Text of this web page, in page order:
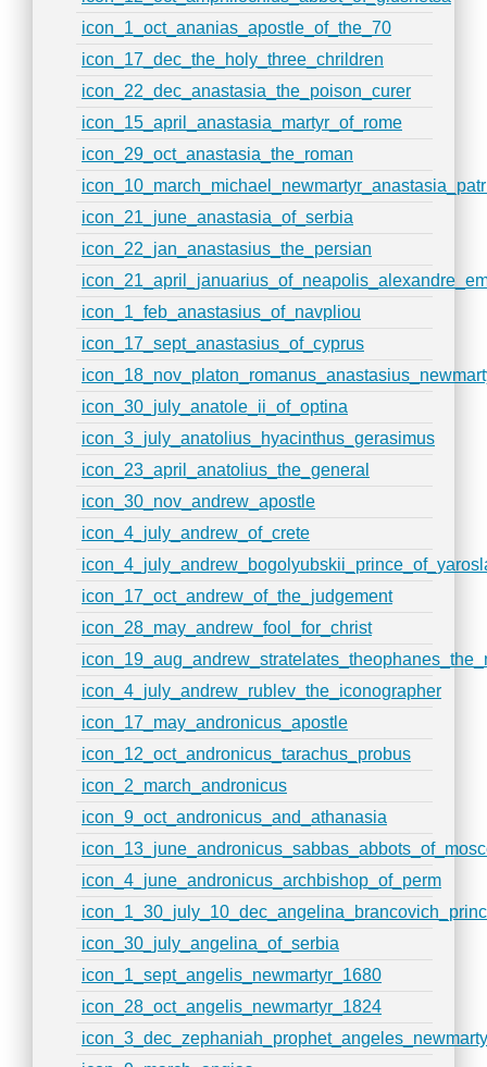
icon_1_oct_ananias_apostle_of_the_70
icon_17_dec_the_holy_three_chrildren
icon_22_dec_anastasia_the_poison_curer
icon_15_april_anastasia_martyr_of_rome
icon_29_oct_anastasia_the_roman
icon_21_june_anastasia_of_serbia
icon_22_jan_anastasius_the_persian
icon_1_feb_anastasius_of_navpliou
icon_17_sept_anastasius_of_cyprus
icon_30_july_anatole_ii_of_optina
icon_3_july_anatolius_hyacinthus_gerasimus
icon_23_april_anatolius_the_general
icon_30_nov_andrew_apostle
icon_4_july_andrew_of_crete
icon_17_oct_andrew_of_the_judgement
icon_28_may_andrew_fool_for_christ
icon_4_july_andrew_rublev_the_iconographer
icon_17_may_andronicus_apostle
icon_12_oct_andronicus_tarachus_probus
icon_2_march_andronicus
icon_9_oct_andronicus_and_athanasia
icon_4_june_andronicus_archbishop_of_perm
icon_30_july_angelina_of_serbia
icon_1_sept_angelis_newmartyr_1680
icon_28_oct_angelis_newmartyr_1824